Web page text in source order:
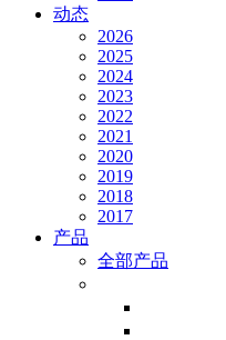
动态
2026
2025
2024
2023
2022
2021
2020
2019
2018
2017
产品
全部产品